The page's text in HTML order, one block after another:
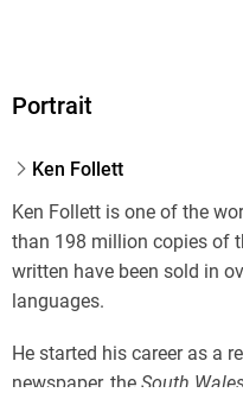
Portrait
Ken Follett
Ken Follett is one of the
than 198 million copies of
written have been sold in
languages.
He started his career as a
newspaper, the South